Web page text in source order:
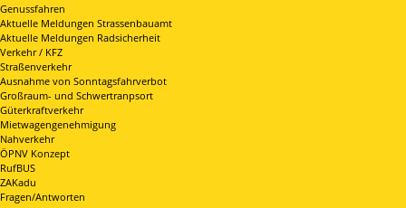
Genussfahren
Aktuelle Meldungen Strassenbauamt
Aktuelle Meldungen Radsicherheit
Verkehr / KFZ
Straßenverkehr
Ausnahme von Sonntagsfahrverbot
Großraum- und Schwertranpsort
Güterkraftverkehr
Mietwagengenehmigung
Nahverkehr
ÖPNV Konzept
RufBUS
ZAKadu
Fragen/Antworten